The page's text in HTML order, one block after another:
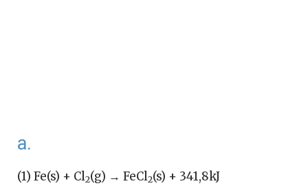
a.
(1) Fe(s) + Cl2(g) → FeCl2(s) + 341,8kJ